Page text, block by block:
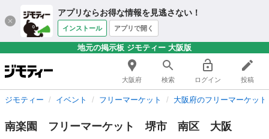
アプリならお得な情報を見逃さない！
インストール アプリで開く
地元の掲示板 ジモティー 大阪版
大阪府 検索 ログイン 投稿
ジモティー イベント フリーマーケット 大阪府のフリーマーケット
南楽園 フリーマーケット 堺市 南区 大阪